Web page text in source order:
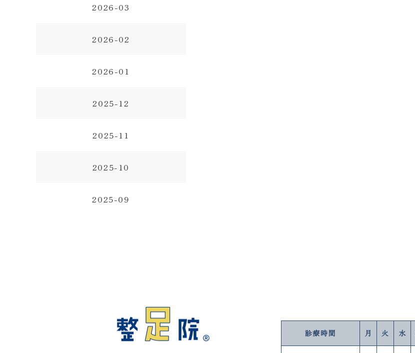
2026-03
2026-02
2026-01
2025-12
2025-11
2025-10
2025-09
診療時間 月 火 水